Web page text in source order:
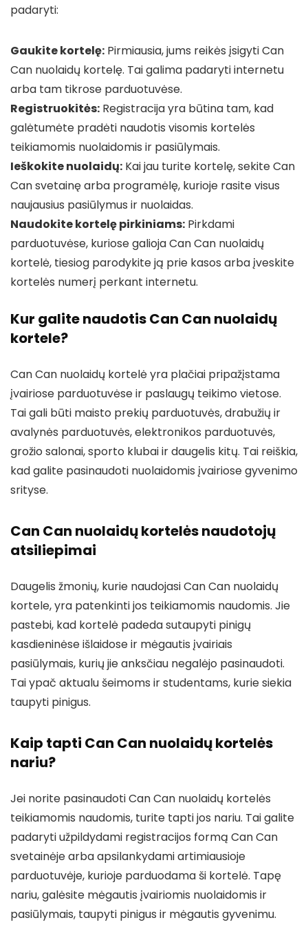
padaryti:
Gaukite kortelę: Pirmiausia, jums reikės įsigyti Can
Can nuolaidų kortelę. Tai galima padaryti internetu
arba tam tikrose parduotuvėse.
Registruokitės: Registracija yra būtina tam, kad
galėtumėte pradėti naudotis visomis kortelės
teikiamomis nuolaidomis ir pasiūlymais.
Ieškokite nuolaidų: Kai jau turite kortelę, sekite Can
Can svetainę arba programėlę, kurioje rasite visus
naujausius pasiūlymus ir nuolaidas.
Naudokite kortelę pirkiniams: Pirkdami
parduotuvėse, kuriose galioja Can Can nuolaidų
kortelė, tiesiog parodykite ją prie kasos arba įveskite
kortelės numerį perkant internetu.
Kur galite naudotis Can Can nuolaidų
kortele?
Can Can nuolaidų kortelė yra plačiai pripažįstama
įvairiose parduotuvėse ir paslaugų teikimo vietose.
Tai gali būti maisto prekių parduotuvės, drabužių ir
avalynės parduotuvės, elektronikos parduotuvės,
grožio salonai, sporto klubai ir daugelis kitų. Tai reiškia,
kad galite pasinaudoti nuolaidomis įvairiose gyvenimo
srityse.
Can Can nuolaidų kortelės naudotojų
atsiliepimai
Daugelis žmonių, kurie naudojasi Can Can nuolaidų
kortele, yra patenkinti jos teikiamomis naudomis. Jie
pastebi, kad kortelė padeda sutaupyti pinigų
kasdieninėse išlaidose ir mėgautis įvairiais
pasiūlymais, kurių jie anksčiau negalėjo pasinaudoti.
Tai ypač aktualu šeimoms ir studentams, kurie siekia
taupyti pinigus.
Kaip tapti Can Can nuolaidų kortelės
nariu?
Jei norite pasinaudoti Can Can nuolaidų kortelės
teikiamomis naudomis, turite tapti jos nariu. Tai galite
padaryti užpildydami registracijos formą Can Can
svetainėje arba apsilankydami artimiausioje
parduotuvėje, kurioje parduodama ši kortelė. Tapę
nariu, galėsite mėgautis įvairiomis nuolaidomis ir
pasiūlymais, taupyti pinigus ir mėgautis gyvenimu.